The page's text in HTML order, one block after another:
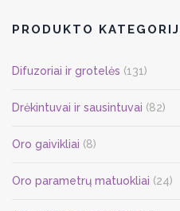
PRODUKTO
Difuzoriai ir grotelės (131)
Drėkintuvai ir sausintuvai (82)
Oro gaivikliai (8)
Oro parametrų matuokliai (24)